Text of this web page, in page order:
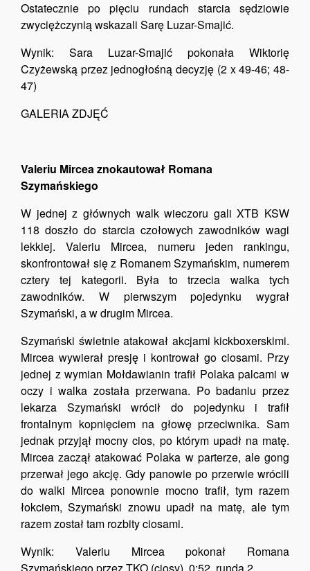
Ostatecznie po pięciu rundach starcia sędziowie
zwyciężczynią wskazali Sarę Luzar-Smajić.
Wynik: Sara Luzar-Smajić pokonała Wiktorię
Czyżewską przez jednogłośną decyzję (2 x 49-46; 48-
47)
GALERIA ZDJĘĆ
Valeriu Mircea znokautował Romana
Szymańskiego
W jednej z głównych walk wieczoru gali XTB KSW
118 doszło do starcia czołowych zawodników wagi
lekkiej. Valeriu Mircea, numeru jeden rankingu,
skonfrontował się z Romanem Szymańskim, numerem
cztery tej kategorii. Była to trzecia walka tych
zawodników. W pierwszym pojedynku wygrał
Szymański, a w drugim Mircea.
Szymański świetnie atakował akcjami kickboxerskimi.
Mircea wywierał presję i kontrował go ciosami. Przy
jednej z wymian Mołdawianin trafił Polaka palcami w
oczy i walka została przerwana. Po badaniu przez
lekarza Szymański wrócił do pojedynku i trafił
frontalnym kopnięciem na głowę przeciwnika. Sam
jednak przyjął mocny cios, po którym upadł na matę.
Mircea zaczął atakować Polaka w parterze, ale gong
przerwał jego akcję. Gdy panowie po przerwie wrócili
do walki Mircea ponownie mocno trafił, tym razem
łokciem, Szymański znowu upadł na matę, ale tym
razem został tam rozbity ciosami.
Wynik: Valeriu Mircea pokonał Romana